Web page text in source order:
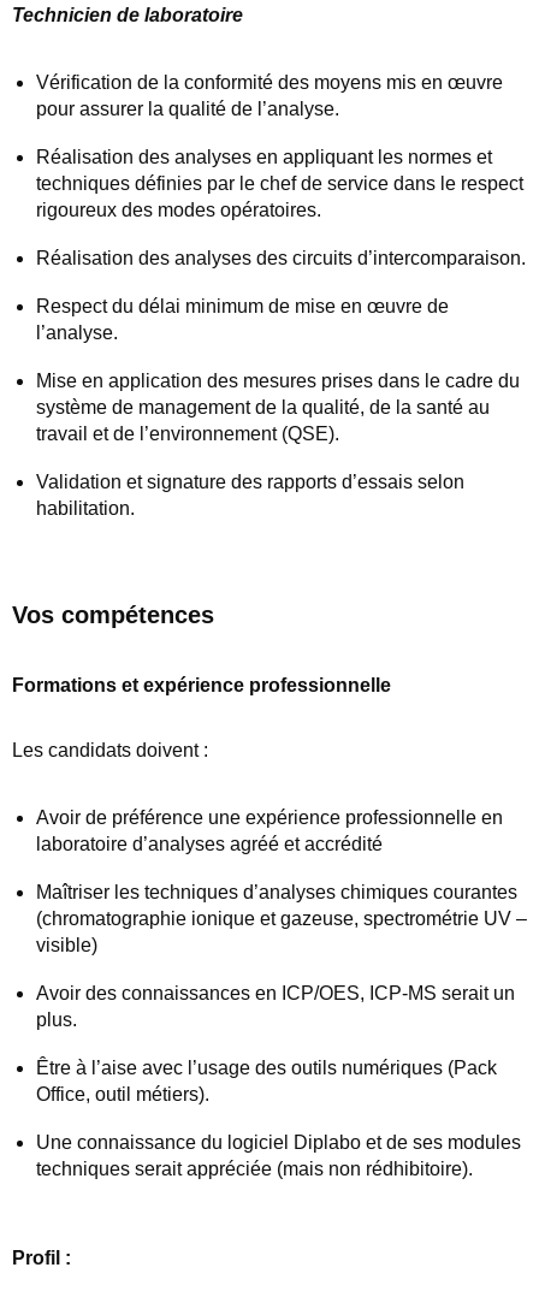
Technicien de laboratoire
Vérification de la conformité des moyens mis en œuvre
pour assurer la qualité de l’analyse.
Réalisation des analyses en appliquant les normes et
techniques définies par le chef de service dans le respect
rigoureux des modes opératoires.
Réalisation des analyses des circuits d’intercomparaison.
Respect du délai minimum de mise en œuvre de
l’analyse.
Mise en application des mesures prises dans le cadre du
système de management de la qualité, de la santé au
travail et de l’environnement (QSE).
Validation et signature des rapports d’essais selon
habilitation.
Vos compétences
Formations et expérience professionnelle
Les candidats doivent :
Avoir de préférence une expérience professionnelle en
laboratoire d’analyses agréé et accrédité
Maîtriser les techniques d’analyses chimiques courantes
(chromatographie ionique et gazeuse, spectrométrie UV –
visible)
Avoir des connaissances en ICP/OES, ICP-MS serait un
plus.
Être à l’aise avec l’usage des outils numériques (Pack
Office, outil métiers).
Une connaissance du logiciel Diplabo et de ses modules
techniques serait appréciée (mais non rédhibitoire).
Profil :